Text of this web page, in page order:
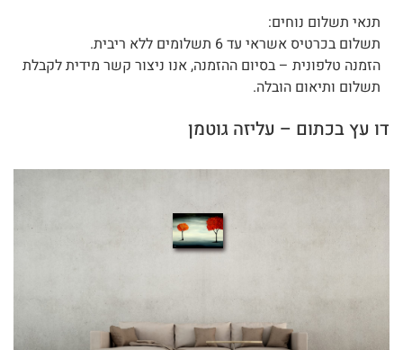
תנאי תשלום נוחים:
תשלום בכרטיס אשראי עד 6 תשלומים ללא ריבית.
הזמנה טלפונית – בסיום ההזמנה, אנו ניצור קשר מידית לקבלת
תשלום ותיאום הובלה.
דו עץ בכתום – עליזה גוטמן